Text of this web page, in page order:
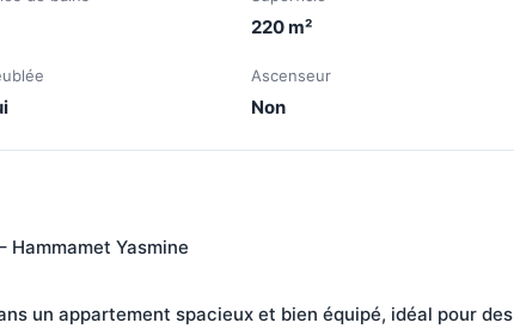
220m²
Ascenseur
Non
Hammamet Yasmine
un appartement spacieux et bien équipé, idéal pour des